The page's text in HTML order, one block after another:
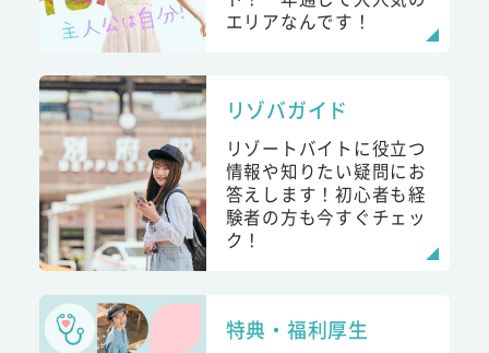
エリアなんです！
リゾバガイド
リゾートバイトに役立つ
情報や知りたい疑問にお
答えします！初心者も経
験者の方も今すぐチェッ
ク！
特典・福利厚生